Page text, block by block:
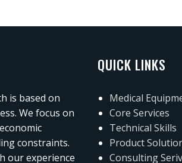
is based on
We focus on
constraints.
our experience
QUICK LINKS
Medical
Core Services
Technical Skills
Product
Consulting